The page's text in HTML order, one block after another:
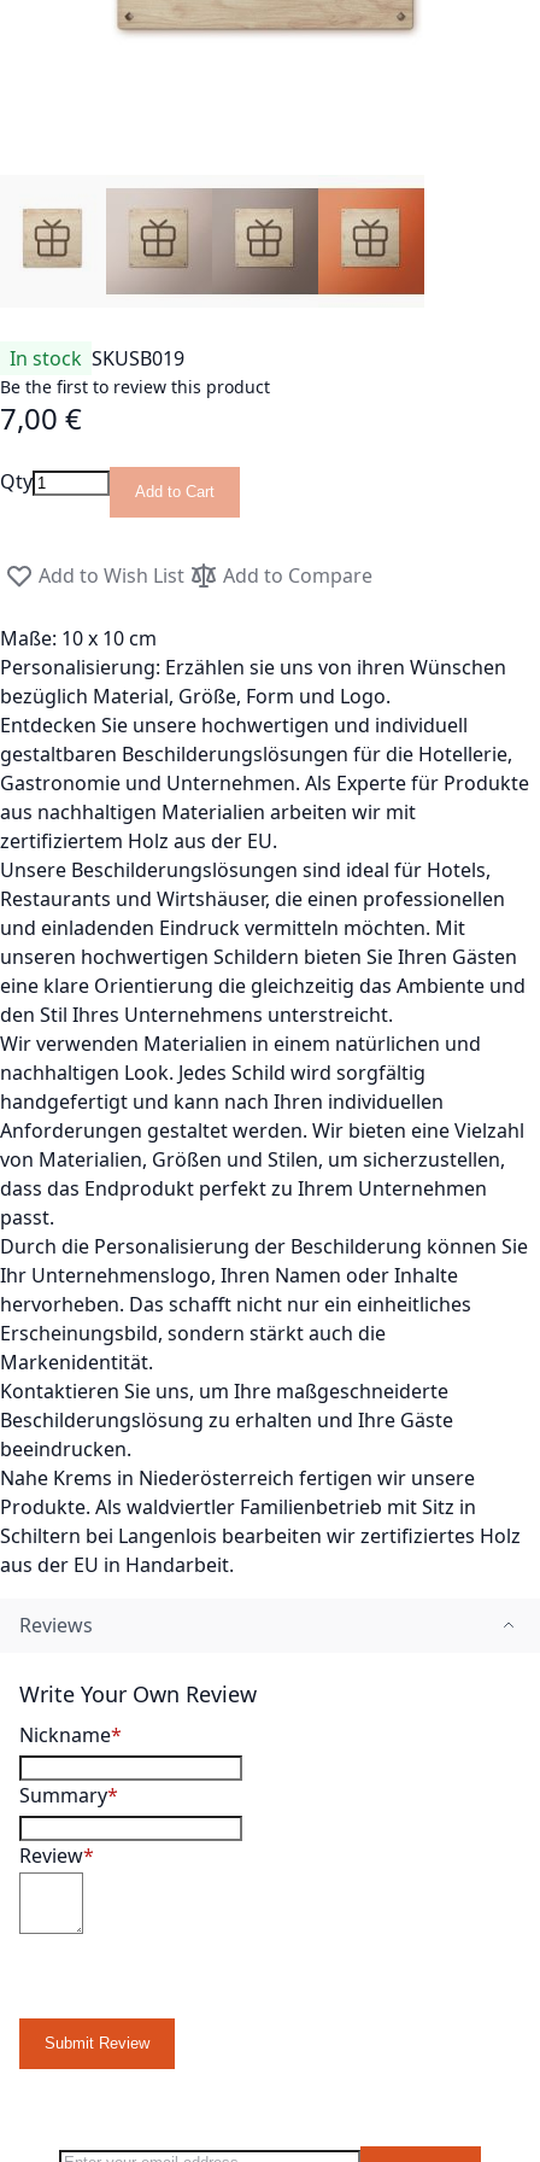
In stock SKUSB019
Be the first to review this product
7,00 €
Qty Add to Cart
Add to Wish List Add to Compare
Maße: 10 x 10 cm
Personalisierung: Erzählen sie uns von ihren Wünschen
bezüglich Material, Größe, Form und Logo.
Entdecken Sie unsere hochwertigen und individuell
gestaltbaren Beschilderungslösungen für die Hotellerie,
Gastronomie und Unternehmen. Als Experte für Produkte
aus nachhaltigen Materialien arbeiten wir mit
zertifiziertem Holz aus der EU.
Unsere Beschilderungslösungen sind ideal für Hotels,
Restaurants und Wirtshäuser, die einen professionellen
und einladenden Eindruck vermitteln möchten. Mit
unseren hochwertigen Schildern bieten Sie Ihren Gästen
eine klare Orientierung die gleichzeitig das Ambiente und
den Stil Ihres Unternehmens unterstreicht.
Wir verwenden Materialien in einem natürlichen und
nachhaltigen Look. Jedes Schild wird sorgfältig
handgefertigt und kann nach Ihren individuellen
Anforderungen gestaltet werden. Wir bieten eine Vielzahl
von Materialien, Größen und Stilen, um sicherzustellen,
dass das Endprodukt perfekt zu Ihrem Unternehmen
passt.
Durch die Personalisierung der Beschilderung können Sie
Ihr Unternehmenslogo, Ihren Namen oder Inhalte
hervorheben. Das schafft nicht nur ein einheitliches
Erscheinungsbild, sondern stärkt auch die
Markenidentität.
Kontaktieren Sie uns, um Ihre maßgeschneiderte
Beschilderungslösung zu erhalten und Ihre Gäste
beeindrucken.
Nahe Krems in Niederösterreich fertigen wir unsere
Produkte. Als waldviertler Familienbetrieb mit Sitz in
Schiltern bei Langenlois bearbeiten wir zertifiziertes Holz
aus der EU in Handarbeit.
Reviews
Write Your Own Review
Nickname
Summary
Review
Submit Review